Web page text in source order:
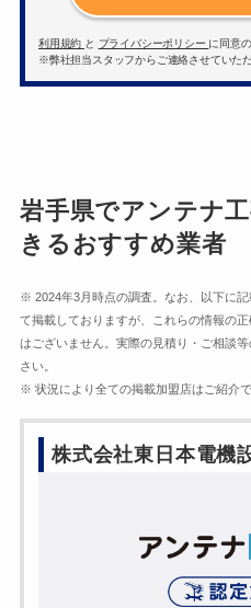
利用規約 と プライバシーポリシー に同意
※弊社担当スタッフからご連絡させていた
岩手県でアンテナ
きるおすすめ業者
※ 2024年3月時点の調査。なお、以下に
て掲載しておりますが、これらの情報の
はございません。実際の見積り・ご相談
さい。
※ 状況により全ての掲載加盟店はご紹介
株式会社東日本電機